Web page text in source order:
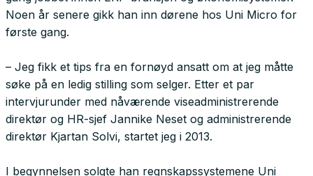
Noen år senere gikk han inn dørene hos Uni Micro for
første gang.
– Jeg fikk et tips fra en fornøyd ansatt om at jeg måtte
søke på en ledig stilling som selger. Etter et par
intervjurunder med nåværende viseadministrerende
direktør og HR-sjef Jannike Neset og administrerende
direktør Kjartan Solvi, startet jeg i 2013.
I begynnelsen solgte han regnskapssystemene Uni